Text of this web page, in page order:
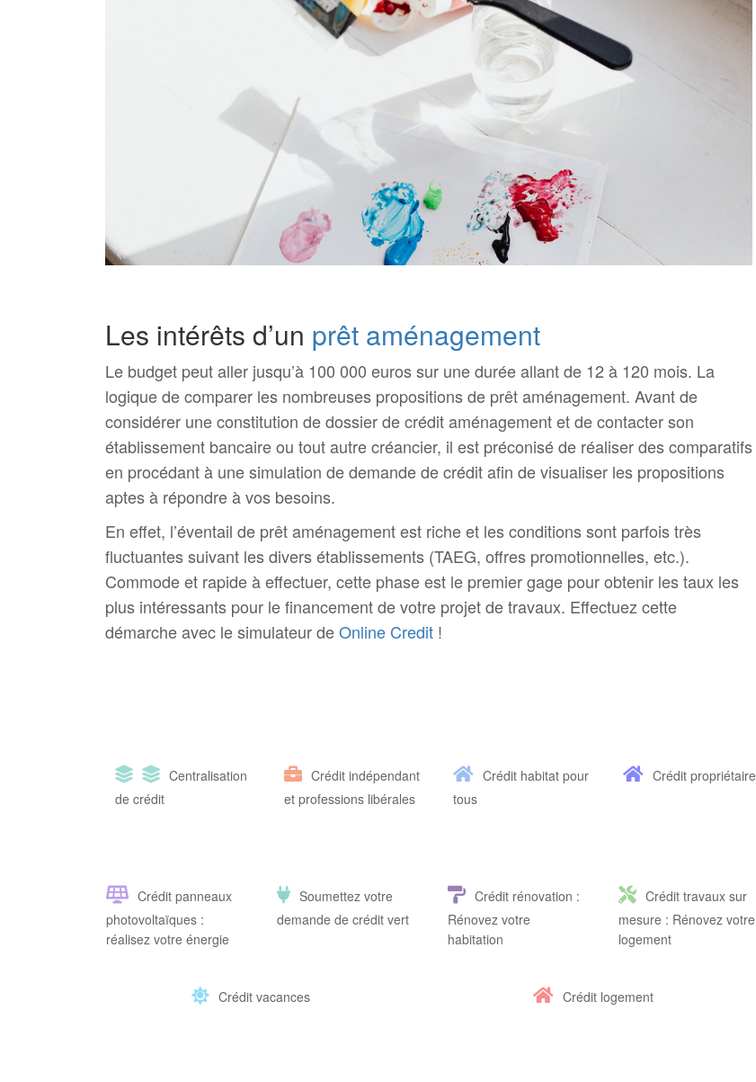
Les intérêts d’un prêt aménagement
Le budget peut aller jusqu’à 100 000 euros sur une durée allant de 12 à 120 mois. La
logique de comparer les nombreuses propositions de prêt aménagement. Avant de
considérer une constitution de dossier de crédit aménagement et de contacter son
établissement bancaire ou tout autre créancier, il est préconisé de réaliser des comparatifs
en procédant à une simulation de demande de crédit afin de visualiser les propositions
aptes à répondre à vos besoins.
En effet, l’éventail de prêt aménagement est riche et les conditions sont parfois très
fluctuantes suivant les divers établissements (TAEG, offres promotionnelles, etc.).
Commode et rapide à effectuer, cette phase est le premier gage pour obtenir les taux les
plus intéressants pour le financement de votre projet de travaux. Effectuez cette
démarche avec le simulateur deOnline Credit !
Centralisation
de crédit
Crédit indépendant
et professions libérales
Crédit habitat pour
tous
Crédit propriétaire
Crédit panneaux
photovoltaïques :
réalisez votre énergie
Soumettez votre
demande de crédit vert
Crédit rénovation :
Rénovez votre
habitation
Crédit travaux sur
mesure : Rénovez votre
logement
Crédit vacances Crédit logement